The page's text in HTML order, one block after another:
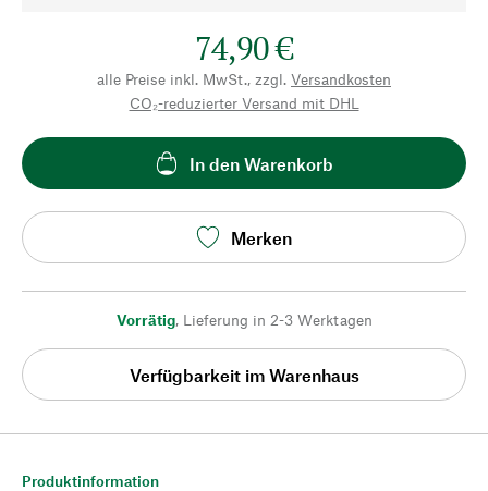
74,90 €
alle Preise inkl. MwSt., zzgl. Versandkosten
CO₂-reduzierter Versand mit DHL
In den Warenkorb
Merken
Vorrätig, Lieferung in 2-3 Werktagen
Verfügbarkeit im Warenhaus
Produktinformation